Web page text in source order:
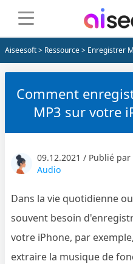
Aiseesoft> Ressource> Enregistrer
Comment
MP3 sur votre
09.12.2021 / Publié par
Audio
Dans la vie quotidienne
souvent besoin
votre iPhone, par
extraire la musique de